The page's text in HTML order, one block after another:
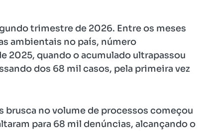
trimestre de 2026. Entre os meses
ambientais no país, número
quando o acumulado ultrapassou
dos 68 mil casos, pela primeira vez
brusca no volume de processos começou
para 68 mil denúncias, alcançando o